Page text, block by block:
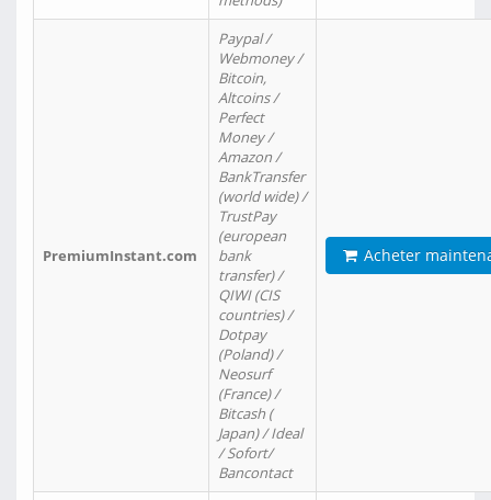
PremiumInstant.com
Paypal /
Webmoney /
Bitcoin,
Altcoins /
Perfect
Money /
Amazon /
BankTransfer
(world wide) /
TrustPay
(european
bank
transfer) /
QIWI (CIS
countries) /
Dotpay
(Poland) /
Neosurf
(France) /
Bitcash (
Japan) / Ideal
/ Sofort/
Bancontact
Acheter